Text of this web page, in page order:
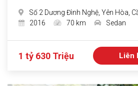
Số 2 Dương Đình Nghệ, Yên Hòa,
2016
70 km Sedan
1 tỷ 630 Triệu Liên